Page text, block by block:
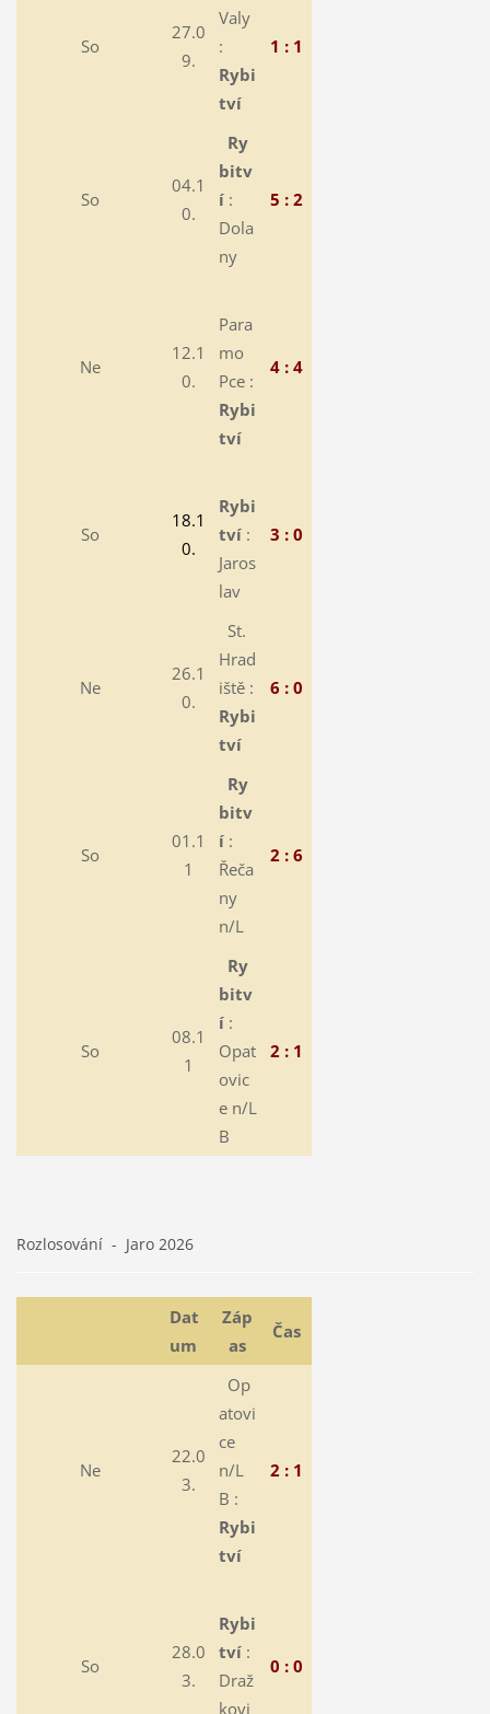
So
27.0
9.
Valy
:
Rybi
tví
1 : 1
So
04.1
0.
Ry
bitv
í :
Dola
ny
5 : 2
Ne
12.1
0.
Para
mo
Pce :
Rybi
tví
4 : 4
So
18.1
0.
Rybi
tví:
Jaros
lav
3 : 0
Ne
26.1
0.
St.
Hrad
iště :
Rybi
tví
6 : 0
So
01.1
1
Ry
bitv
í:
Řeča
ny
n/L
2 : 6
So
08.1
1
Ry
bitv
í:
Opat
ovic
e n/L
B
2 : 1
Rozlosování - Jaro 2026
Dat
um
Záp
as
Čas
Ne
22.0
3.
Op
atovi
ce
n/L
B :
Rybi
tví
2 : 1
So
28.0
3.
Rybi
tví:
Draž
kovi
0 : 0